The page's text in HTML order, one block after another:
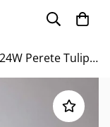
Aplica LED 24W Perete Tulip Echivalent 150W